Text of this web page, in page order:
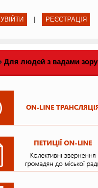
УВІЙТИ РЕЄСТРАЦІЯ
Для людей з вадами зору